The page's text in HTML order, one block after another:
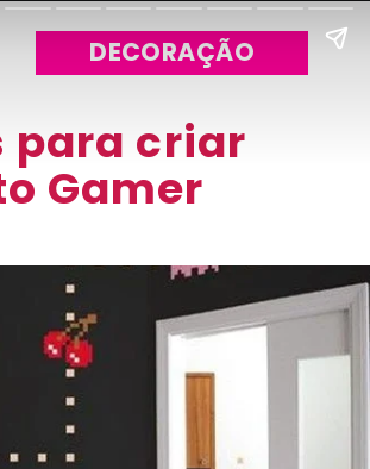
para criar
Gamer
DECORAÇÃO